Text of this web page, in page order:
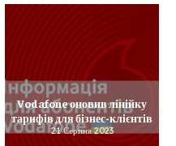
Vodafone оновив лінійку
тарифів для бізнес-клієнтів
21 Серпня 2023